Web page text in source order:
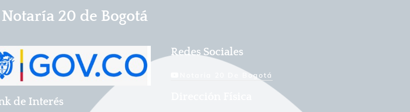
Notaría 20 de Bogotá
de Interés
Redes Sociales
Notaria 20 De Bogotá